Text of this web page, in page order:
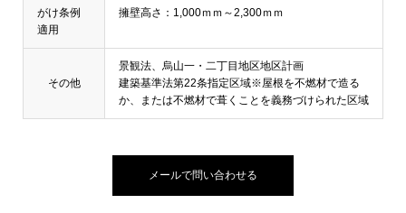
がけ条例
適用
擁壁高さ：1,000ｍｍ～2,300ｍｍ
その他
景観法、烏山一・二丁目地区地区計画
建築基準法第22条指定区域※屋根を不燃材で造る
か、または不燃材で葺くことを義務づけられた区域
メールで問い合わせる